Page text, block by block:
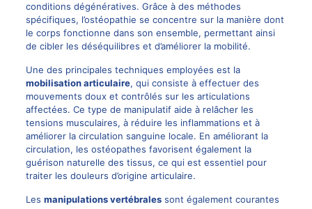
conditions dégénératives. Grâce à des méthodes
spécifiques, l’ostéopathie se concentre sur la manière dont
le corps fonctionne dans son ensemble, permettant ainsi
de cibler les déséquilibres et d’améliorer la mobilité.
Une des principales techniques employées est la
mobilisation articulaire, qui consiste à effectuer des
mouvements doux et contrôlés sur les articulations
affectées. Ce type de manipulatif aide à relâcher les
tensions musculaires, à réduire les inflammations et à
améliorer la circulation sanguine locale. En améliorant la
circulation, les ostéopathes favorisent également la
guérison naturelle des tissus, ce qui est essentiel pour
traiter les douleurs d’origine articulaire.
Les manipulations vertébralessont également courantes